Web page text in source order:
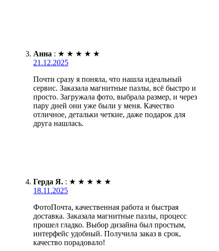
Анна : ★ ★ ★ ★ ★
21.12.2025
Почти сразу я поняла, что нашла идеальный
сервис. Заказала магнитные пазлы, всё быстро и
просто. Загружала фото, выбрала размер, и через
пару дней они уже были у меня. Качество
отличное, детальки четкие, даже подарок для
друга нашлась.
Герда Я. : ★ ★ ★ ★ ★
18.11.2025
ФотоПочта, качественная работа и быстрая
доставка. Заказала магнитные пазлы, процесс
прошел гладко. Выбор дизайна был простым,
интерфейс удобный. Получила заказ в срок,
качество порадовало!